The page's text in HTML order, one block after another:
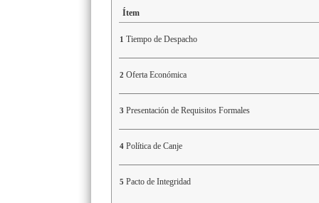
Ítem
1 Tiempo de Despacho
2 Oferta Económica
3 Presentación de Requisitos Formales
4 Política de Canje
5 Pacto de Integridad